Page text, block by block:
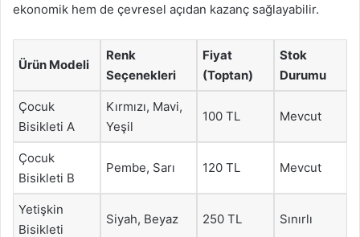
ekonomik hem de çevresel açıdan kazanç sağlayabilir.
Ürün Modeli
Renk
Seçenekleri
Fiyat
(Toptan)
Stok
Durumu
Çocuk
Bisikleti A
Kırmızı, Mavi,
Yeşil
100 TL Mevcut
Çocuk
Bisikleti B
Pembe, Sarı 120 TL Mevcut
Yetişkin
Bisikleti
Siyah, Beyaz 250 TL Sınırlı